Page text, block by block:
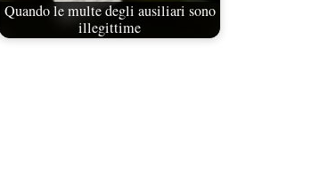
Quando le multe degli ausiliari sono
illegittime